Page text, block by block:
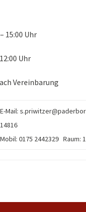
15:00 Uhr
Uhr
Vereinbarung
E-Mail:
14816
Mobil: 0175 2442329 Raum: